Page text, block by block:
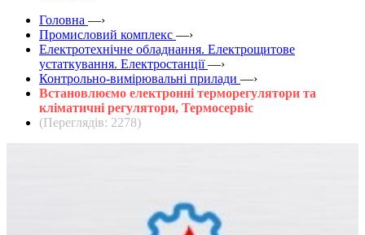
Головна —›
Промисловий комплекс —›
Електротехнічне обладнання. Електрощитове
устаткування. Електростанції —›
Контрольно-вимірювальні прилади —›
Встановлюємо електронні терморегулятори та
кліматичні регулятори, Термосервіс
(Переглядів: 2278)